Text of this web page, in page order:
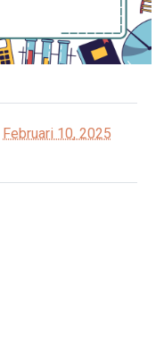
Februari 10, 2025